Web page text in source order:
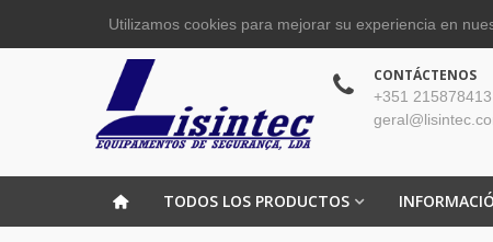
CONTÁCTENOS
+351
TODOS LOS PRODUCTOS
Utilizamos cookies para mejorar su experiencia en